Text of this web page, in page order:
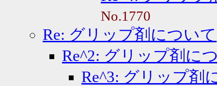
No.1770
Re: グリップ剤について
Re^2: グリップ剤に
Re^3: グリップ剤